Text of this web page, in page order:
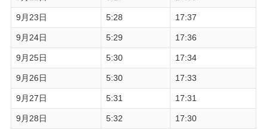
9月23日 5:28 17:37
9月24日 5:29 17:36
9月25日 5:30 17:34
9月26日 5:30 17:33
9月27日 5:31 17:31
9月28日 5:32 17:30